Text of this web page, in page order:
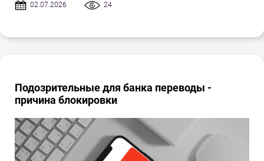
02.07.2026 24
Подозрительные для банка переводы -
причина блокировки